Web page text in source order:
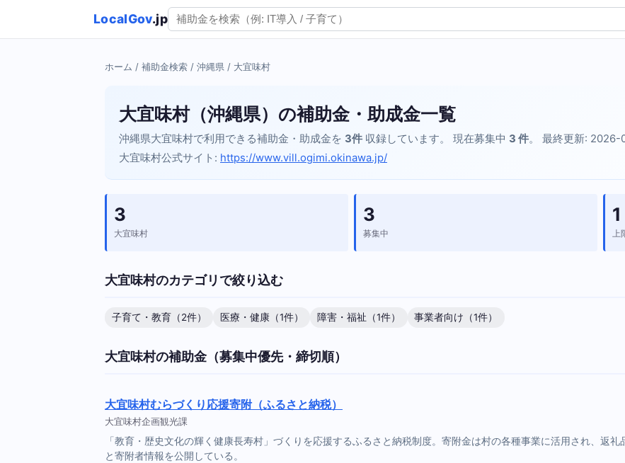
LocalGov.jp
ホーム / 補助金検索 / 沖縄県 / 大宜味村
大宜味村（沖縄県）の補助金・助成金一覧
沖縄県大宜味村で利用できる補助金・助成金を 3件 収録しています。 現在募集中 3 件。 最終更新: 2026-
大宜味村公式サイト: https://www.vill.ogimi.okinawa.jp/
3
大宜味村
3
募集中
1
上
大宜味村のカテゴリで絞り込む
子育て・教育（2件） 医療・健康（1件） 障害・福祉（1件） 事業者向け（1件）
大宜味村の補助金（募集中優先・締切順）
大宜味村むらづくり応援寄附（ふるさと納税）
大宜味村企画観光課
「教育・歴史文化の輝く健康長寿村」づくりを応援するふるさと納税制度。寄附金は村の各種事業に活用され、返
と寄附者情報を公開している。